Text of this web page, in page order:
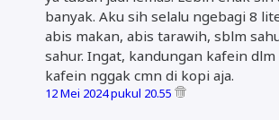
banyak. Aku sih selalu ngebagi 8
abis makan, abis tarawih, sblm
sahur. Ingat, kandungan kafein dlm
kafein nggak cmn di kopi aja.
12 Mei 2024 pukul 20.55